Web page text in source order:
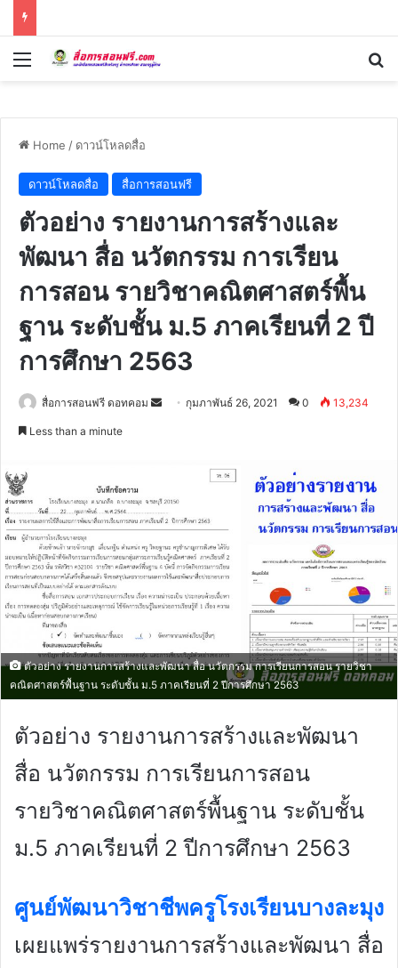
Menu
Home / ดาวน์โหลดสื่อ
ดาวน์โหลดสื่อ สื่อการสอนฟรี
ตัวอย่าง รายงานการสร้างและ
พัฒนา สื่อ นวัตกรรม การเรียน
การสอน รายวิชาคณิตศาสตร์พื้น
ฐาน ระดับชั้น ม.5 ภาคเรียนที่ 2 ปี
การศึกษา 2563
สื่อการสอนฟรี ดอทคอม
Send กุมภาพันธ์ 26, 2021 0 13,234
Less than a minute
ตัวอย่าง รายงานการสร้างและพัฒนา สื่อ นวัตกรรม การเรียนการสอน รายวิชา
คณิตศาสตร์พื้นฐาน ระดับชั้น ม.5 ภาคเรียนที่ 2 ปีการศึกษา 2563
ตัวอย่าง รายงานการสร้างและพัฒนา
สื่อ นวัตกรรม การเรียนการสอน
รายวิชาคณิตศาสตร์พื้นฐาน ระดับชั้น
ม.5 ภาคเรียนที่ 2 ปีการศึกษา 2563
ศูนย์พัฒนาวิชาชีพครูโรงเรียนบางละมุง
เผยแพร่รายงานการสร้างและพัฒนา สื่อ